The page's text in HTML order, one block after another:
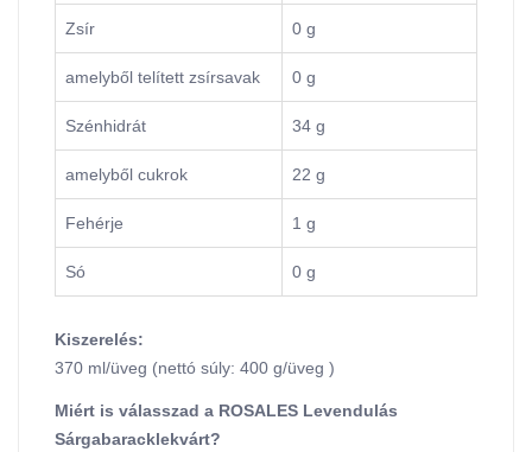
Zsír 0 g
amelyből telített zsírsavak 0 g
Szénhidrát 34 g
amelyből cukrok 22 g
Fehérje 1 g
Só 0 g
Kiszerelés:
370 ml/üveg (nettó súly: 400 g/üveg )
Miért is válasszad a ROSALES Levendulás
Sárgabaracklekvárt?